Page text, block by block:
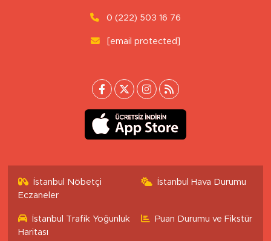
0 (222) 503 16 76
[email protected]
İstanbul Nöbetçi
Eczaneler
İstanbul Hava Durumu
İstanbul Trafik Yoğunluk
Haritası
Puan Durumu ve Fikstür